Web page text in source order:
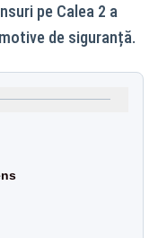
pe Calea 2 a
de siguranță.